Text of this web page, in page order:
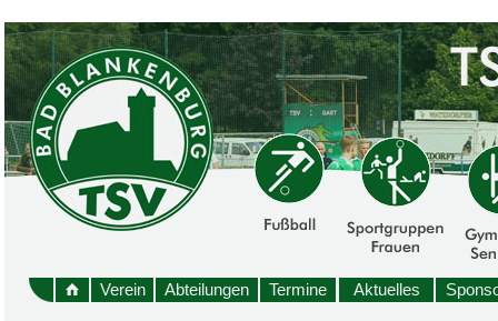
Verein Abteilungen Termine Aktuelles